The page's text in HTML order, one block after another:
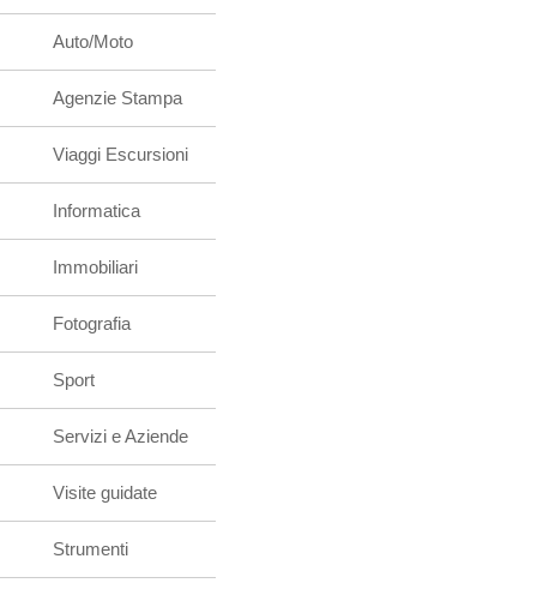
Auto/Moto
Agenzie Stampa
Viaggi Escursioni
Informatica
Immobiliari
Fotografia
Sport
Servizi e Aziende
Visite guidate
Strumenti